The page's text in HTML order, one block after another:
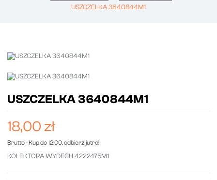
USZCZELKA 3640844M1
USZCZELKA 3640844M1
18,00 zł
Brutto- Kup do 12:00, odbierz jutro!
KOLEKTORA WYDECH 4222475M1